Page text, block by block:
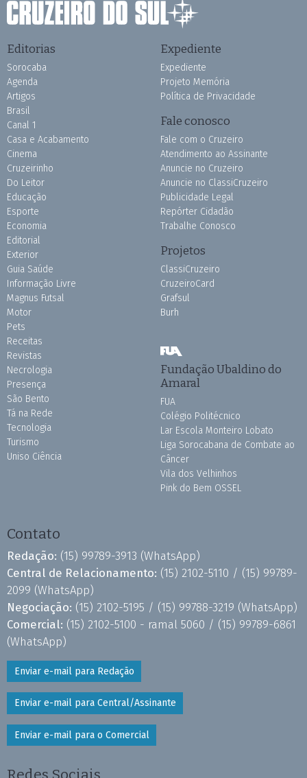
Editorias
Sorocaba
Agenda
Artigos
Brasil
Canal 1
Casa e Acabamento
Cinema
Cruzeirinho
Do Leitor
Educação
Esporte
Economia
Editorial
Exterior
Guia Saúde
Informação Livre
Magnus Futsal
Motor
Pets
Receitas
Revistas
Necrologia
Presença
São Bento
Tá na Rede
Tecnologia
Turismo
Uniso Ciência
Expediente
Expediente
Projeto Memória
Política de Privacidade
Fale conosco
Fale com o Cruzeiro
Atendimento ao Assinante
Anuncie no Cruzeiro
Anuncie no ClassiCruzeiro
Publicidade Legal
Repórter Cidadão
Trabalhe Conosco
Projetos
ClassiCruzeiro
CruzeiroCard
Grafsul
Burh
Fundação Ubaldino do
Amaral
FUA
Colégio Politécnico
Lar Escola Monteiro Lobato
Liga Sorocabana de Combate ao
Câncer
Vila dos Velhinhos
Pink do Bem OSSEL
Contato
Redação: (15) 99789-3913 (WhatsApp)
Central de Relacionamento: (15) 2102-5110 / (15) 99789-
2099 (WhatsApp)
Negociação: (15) 2102-5195 / (15) 99788-3219 (WhatsApp)
Comercial: (15) 2102-5100 - ramal 5060 / (15) 99789-6861
(WhatsApp)
Enviar e-mail para Redação
Enviar e-mail para Central/Assinante
Enviar e-mail para o Comercial